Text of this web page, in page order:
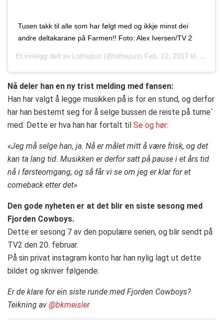
Tusen takk til alle som har følgt med og ikkje minst dei
andre deltakarane på Farmen!! Foto: Alex Iversen/TV 2
Et innlegg delt av Lothepus (@lothepus) Feb. 12, 2017 kl. 1:16 PST
Nå deler han en ny trist melding med fansen:
Han har valgt å legge musikken på is for en stund, og derfor
har han bestemt seg for å selge bussen de reiste på turne`
med. Dette er hva han har fortalt til Se og hør:
«Jeg må selge han, ja. Nå er målet mitt å være frisk, og det
kan ta lang tid. Musikken er derfor satt på pause i et års tid
nå i førsteomgang, og så får vi se om jeg er klar for et
comeback etter det»
Den gode nyheten er at det blir en siste sesong med
Fjorden Cowboys.
Dette er sesong 7 av den populære serien, og blir sendt på
TV2 den 20. februar.
På sin privat instagram konto har han nylig lagt ut dette
bildet og skriver følgende:
Er de klare for ein siste runde med Fjorden Cowboys?
Teikning av @bkmeisler